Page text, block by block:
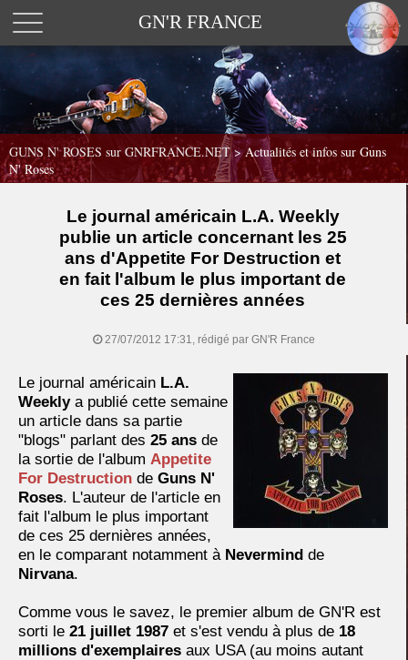
GN'R FRANCE
GUNS N' ROSES sur GNRFRANCE.NET>Actualités et infos sur Guns
N' Roses
Le journal américain L.A. Weekly
publie un article concernant les 25
ans d'Appetite For Destruction et
en fait l'album le plus important de
ces 25 dernières années
27/07/2012 17:31, rédigé par GN'R France
Le journal américain L.A.
Weeklya publié cette semaine
un article dans sa partie
"blogs" parlant des 25 ans de
la sortie de l'album Appetite
For Destruction de Guns N'
Roses. L'auteur de l'article en
fait l'album le plus important
de ces 25 dernières années,
en le comparant notamment à Nevermind de
Nirvana.
Comme vous le savez, le premier album de GN'R est
sorti le 21 juillet 1987 et s'est vendu à plus de 18
millions d'exemplaires aux USA (au moins autant